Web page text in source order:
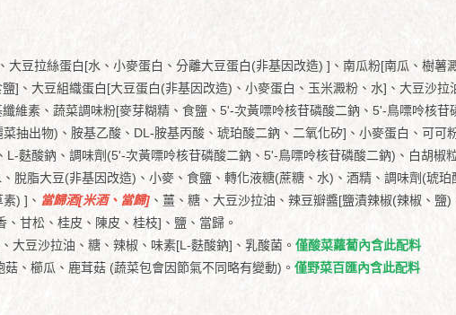
大豆拉絲蛋白[水、小麥蛋白、分離大豆蛋白(非基因改造) ]、南瓜粉[南瓜、樹薯
]、大豆組織蛋白[大豆蛋白(非基因改造)、小麥蛋白、玉米澱粉、水]、大豆沙
維素、蔬菜調味粉[麥芽糊精、食鹽、5'-次黃嘌呤核苷磷酸二鈉、5'-鳥嘌呤核
抽出物)、胺基乙酸、DL-胺基丙酸、琥珀酸二鈉、二氧化矽]、小麥蛋白、可可
L-麩酸鈉、調味劑(5'-次黃嘌呤核苷磷酸二鈉、5'-鳥嘌呤核苷磷酸二鈉)、白胡椒
脫脂大豆(非基因改造)、小麥、食鹽、轉化液糖(蔗糖、水)、酒精、調味劑(琥
) ]、 當歸酒[米酒、當歸]、薑、糖、大豆沙拉油、辣豆瓣醬[鹽漬辣椒(辣椒、鹽
甘松、桂皮、陳皮、桂枝]、鹽、當歸。
大豆沙拉油、糖、辣椒、味素[L-麩酸鈉]、乳酸菌。 僅酸菜蘿蔔內含此配料
、櫛瓜、鹿茸菇 (蔬菜包會因節氣不同略有變動)。 僅野菜百匯內含此配料